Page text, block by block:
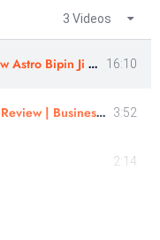
3 Videos
Sshree Astro Vastu Review Astro Bipin Ji Nakshatra Rahasyam In Hindi 16:10
Sshree Astro Vastu Astro Review | Business Consultation |Astro - Jitendra Vijay Singh Ji In Hindi 3:52
2:14